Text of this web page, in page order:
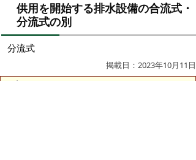
供用を開始する排水設備の合流式・
分流式の別
分流式
掲載日：2023年10月11日